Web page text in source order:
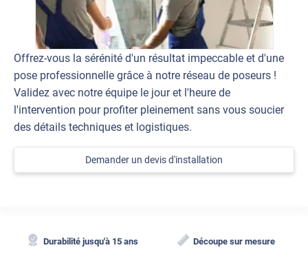
Offrez-vous la sérénité d'un résultat impeccable et d'une
pose professionnelle grâce à notre réseau de poseurs !
Validez avec notre équipe le jour et l'heure de
l'intervention pour profiter pleinement sans vous soucier
des détails techniques et logistiques.
Demander un devis d'installation
Durabilité jusqu'à 15 ans Découpe sur mesure